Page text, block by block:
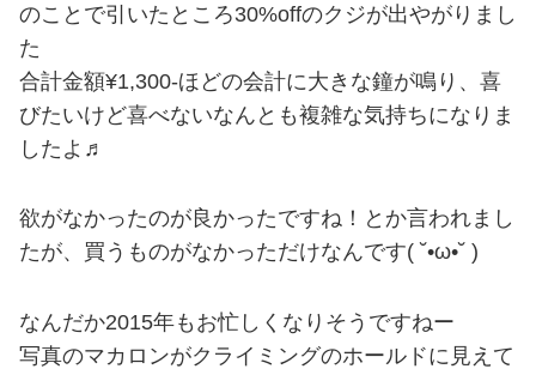
のことで引いたところ30%offのクジが出やがりまし
た
合計金額¥1,300-ほどの会計に大きな鐘が鳴り、喜
びたいけど喜べないなんとも複雑な気持ちになりま
したよ♬
欲がなかったのが良かったですね！とか言われまし
たが、買うものがなかっただけなんです( ˘•ω•˘ )
なんだか2015年もお忙しくなりそうですねー
写真のマカロンがクライミングのホールドに見えて